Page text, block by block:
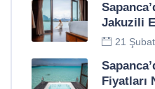
Jakuzili
21
Fiyatları